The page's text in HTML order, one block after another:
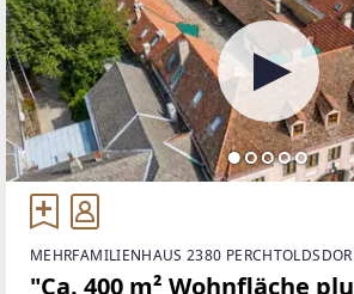
MEHRFAMILIENHAUS 2380
"Ca. 400 m² Wohnfläche